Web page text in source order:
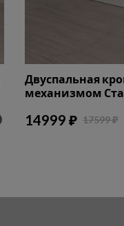
Двуспальная
механизмом
14999 ₽ 17599 ₽